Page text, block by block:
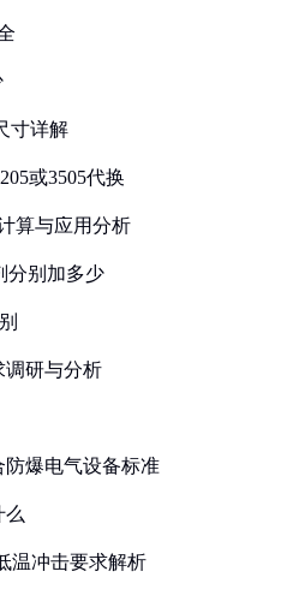
寸详解
或3505代换
算与应用分析
分别加多少
调研与分析
爆电气设备标准
么
温冲击要求解析